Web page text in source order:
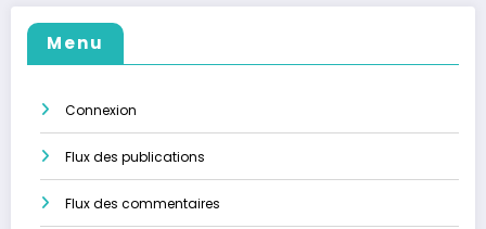
Menu
Connexion
Flux des publications
Flux des commentaires